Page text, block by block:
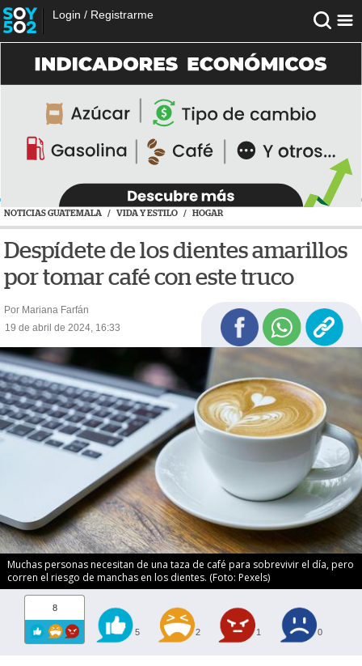
Login / Registrarme
NOTICIAS GUATEMALA / VIDA Y ESTILO / HOGAR
Despídete de los dientes amarillos
por tomar café con este truco
Por Mariana Farfán
19 de abril de 2024, 16:33
Muchas personas necesitan de una taza de café para sobrevivir el día, pero
corren el riesgo de manchas en los dientes. (Foto: Pexels)
8
5 2 1 0